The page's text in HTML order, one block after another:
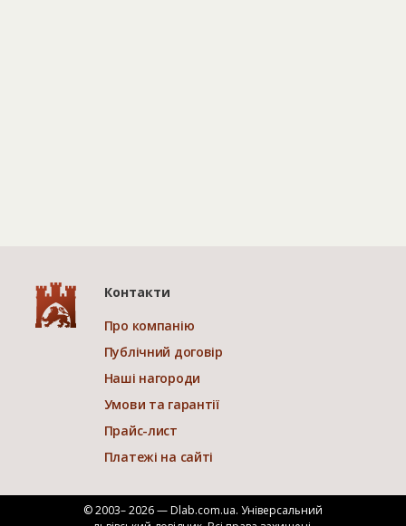
Контакти
Про компанію
Публічний договір
Наші нагороди
Умови та гарантії
Прайс-лист
Платежі на сайті
© 2003– 2026 — Dlab.com.ua. Універсальний